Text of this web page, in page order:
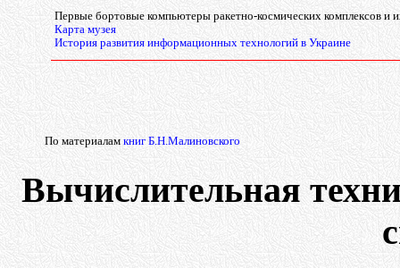
Первые бортовые компьютеры ракетно-космических комплексов и
Карта музея
История развития информационных технологий в Украине
По материалам книг Б.Н.Малиновского
Вычислительная